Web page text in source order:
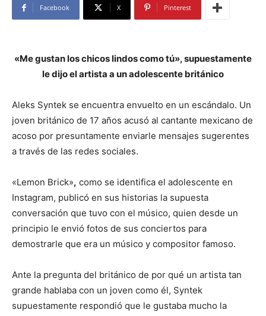
Facebook X Pinterest
«Me gustan los chicos lindos como tú», supuestamente
le dijo el artista a un adolescente británico
Aleks Syntek se encuentra envuelto en un escándalo. Un
joven británico de 17 años acusó al cantante mexicano de
acoso por presuntamente enviarle mensajes sugerentes
a través de las redes sociales.
«Lemon Brick», como se identifica el adolescente en
Instagram, publicó en sus historias la supuesta
conversación que tuvo con el músico, quien desde un
principio le envió fotos de sus conciertos para
demostrarle que era un músico y compositor famoso.
Ante la pregunta del británico de por qué un artista tan
grande hablaba con un joven como él, Syntek
supuestamente respondió que le gustaba mucho la